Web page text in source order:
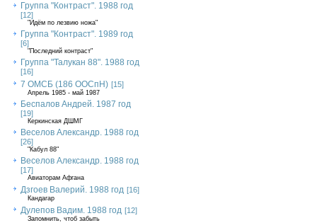
Группа "Контраст". 1988 год
[12]
"Идём по лезвию ножа"
Группа "Контраст". 1989 год
[6]
"Последний контраст"
Группа "Талукан 88". 1988 год
[16]
7 ОМСБ (186 ООСпН) [15]
Апрель 1985 - май 1987
Беспалов Андрей. 1987 год
[19]
Керкинская ДШМГ
Веселов Александр. 1988 год
[26]
"Кабул 88"
Веселов Александр. 1988 год
[17]
Авиаторам Афгана
Дзгоев Валерий. 1988 год [16]
Кандагар
Дулепов Вадим. 1988 год [12]
Запомнить, чтоб забыть